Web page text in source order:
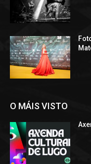
O MÁIS VISTO